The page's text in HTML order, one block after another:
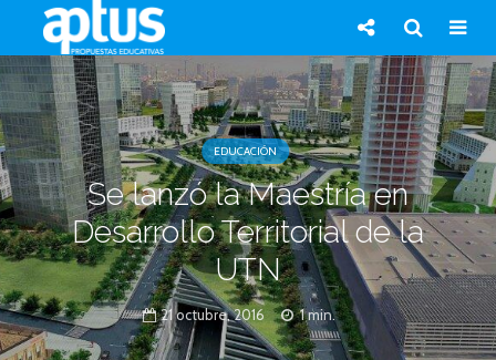
EDUCACIÓN
Se lanzó la Maestría en
Desarrollo Territorial de la
UTN
21 octubre, 2016 1 min.